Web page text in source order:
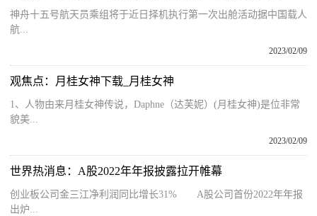
神舟十五号航天员乘组将于近日择机执行第一次出舱活动据中国载人
航...
2023/02/09
观焦点：月桂女神下载_月桂女神
1、人物由来月桂女神传说，Daphne（达芙妮）(月桂女神)是位非常
貌美...
2023/02/09
世界热消息：A股2022年年报披露拉开帷幕
创业板公司金三江净利润同比增长31% A股公司首份2022年年报
出炉...